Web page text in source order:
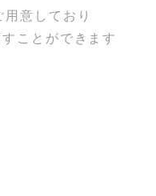
意しており
ことができます